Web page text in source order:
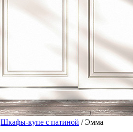
Шкафы-купе с патиной / Эмма